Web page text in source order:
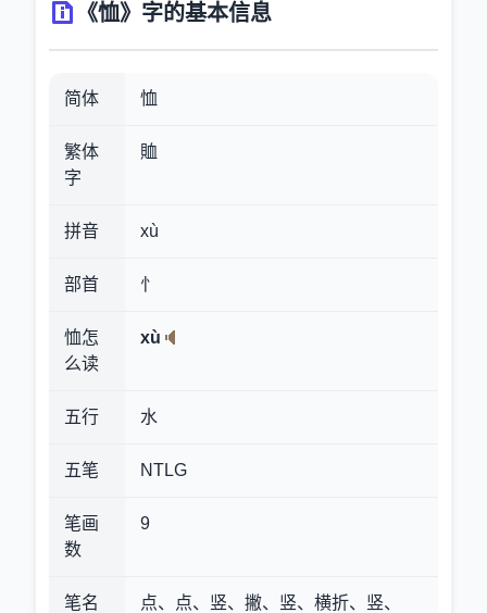
《恤》字的基本信息
简体 恤
繁体
字
賉
拼音 xù
部首 忄
恤怎
么读
xù
五行 水
五笔 NTLG
笔画
数
9
笔名
点、点、竖、撇、竖、横折、竖、